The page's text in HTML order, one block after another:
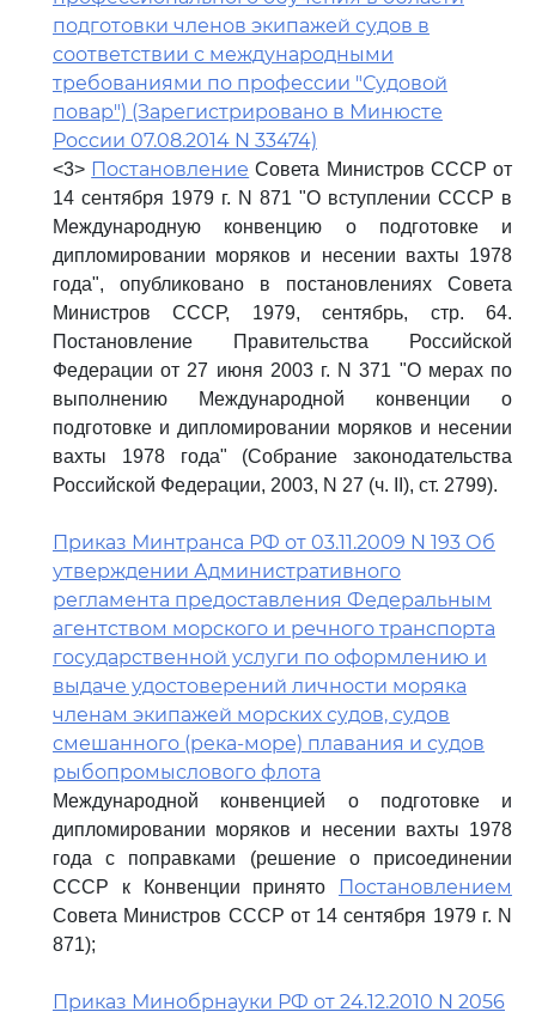
подготовки членов экипажей судов в
соответствии с международными
требованиями по профессии "Судовой
повар") (Зарегистрировано в Минюсте
России 07.08.2014 N 33474)
<3> Постановление Совета Министров СССР от
14 сентября 1979 г. N 871 "О вступлении СССР в
Международную конвенцию о подготовке и
дипломировании моряков и несении вахты 1978
года", опубликовано в постановлениях Совета
Министров СССР, 1979, сентябрь, стр. 64.
Постановление Правительства Российской
Федерации от 27 июня 2003 г. N 371 "О мерах по
выполнению Международной конвенции о
подготовке и дипломировании моряков и несении
вахты 1978 года" (Собрание законодательства
Российской Федерации, 2003, N 27 (ч. II), ст. 2799).
Приказ Минтранса РФ от 03.11.2009 N 193 Об
утверждении Административного
регламента предоставления Федеральным
агентством морского и речного транспорта
государственной услуги по оформлению и
выдаче удостоверений личности моряка
членам экипажей морских судов, судов
смешанного (река-море) плавания и судов
рыбопромыслового флота
Международной конвенцией о подготовке и
дипломировании моряков и несении вахты 1978
года с поправками (решение о присоединении
СССР к Конвенции принято
Постановлением
Совета Министров СССР от 14 сентября 1979 г. N
871);
Приказ Минобрнауки РФ от 24.12.2010 N 2056